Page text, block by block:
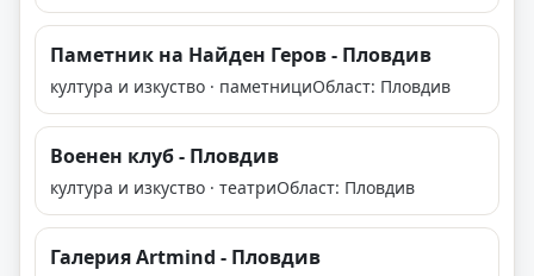
Паметник на Найден Геров - Пловдив
култура и изкуство · паметнициОбласт: Пловдив
Военен клуб - Пловдив
култура и изкуство · театриОбласт: Пловдив
Галерия Artmind - Пловдив